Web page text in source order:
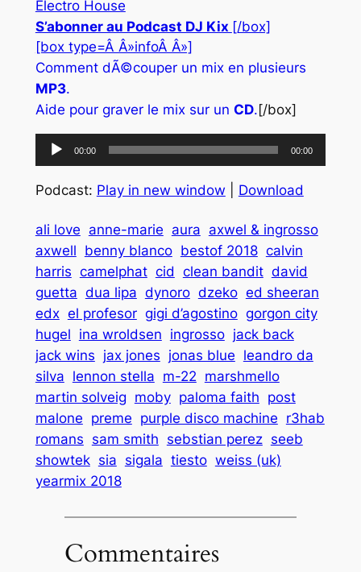
S’abonner au Podcast DJ Kix [/box]
[box type=Â Â»infoÂ Â»]
Comment dÃ©couper un mix en plusieurs
MP3.
Aide pour graver le mix sur un CD. [/box]
Lecteur
audio
00:00 00:00
Podcast: Play in new window Download
ali love anne-marie aura axwel & ingrosso
axwell benny blanco bestof 2018 calvin
harris camelphat cid clean bandit david
guetta dua lipa dynoro dzeko ed sheeran
edx el profesor gigi d’agostino gorgon city
hugel ina wroldsen ingrosso jack back
jack wins jax jones jonas blue leandro da
silva lennon stella m-22 marshmello
martin solveig moby paloma faith post
malone preme purple disco machine r3hab
romans sam smith sebstian perez seeb
showtek sia sigala tiesto weiss (uk)
yearmix 2018
Commentaires